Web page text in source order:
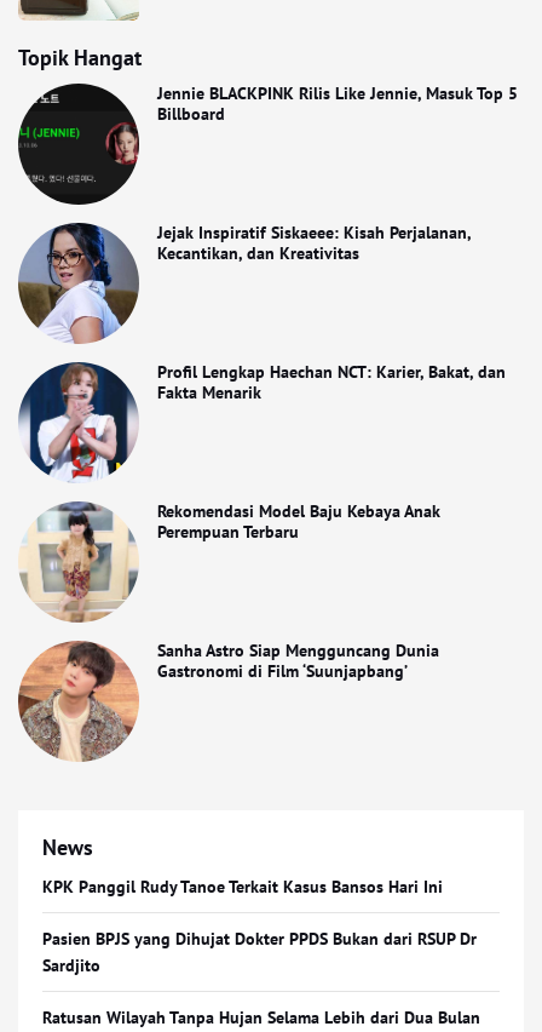
Topik Hangat
Jennie BLACKPINK Rilis Like Jennie, Masuk Top 5
Billboard
Jejak Inspiratif Siskaeee: Kisah Perjalanan,
Kecantikan, dan Kreativitas
Profil Lengkap Haechan NCT: Karier, Bakat, dan
Fakta Menarik
Rekomendasi Model Baju Kebaya Anak
Perempuan Terbaru
Sanha Astro Siap Mengguncang Dunia
Gastronomi di Film ‘Suunjapbang’
News
KPK Panggil Rudy Tanoe Terkait Kasus Bansos Hari Ini
Pasien BPJS yang Dihujat Dokter PPDS Bukan dari RSUP Dr
Sardjito
Ratusan Wilayah Tanpa Hujan Selama Lebih dari Dua Bulan